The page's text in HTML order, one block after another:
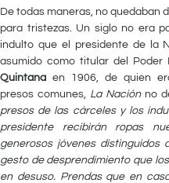
De todas maneras, no quedaban
para tristezas. Un siglo no era
indulto que el presidente de la
asumido como titular del
Quintana en 1906, de quien
presos comunes, La Naciónno
presos de las cárceles y los
presidente recibirán ropas
generosos jóvenes distinguidos
gesto de desprendimiento que
en desuso. Prendas que en